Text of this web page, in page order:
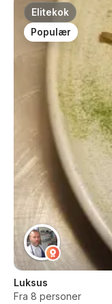
Elitekok
Populær
Luksus
Fra 8 personer